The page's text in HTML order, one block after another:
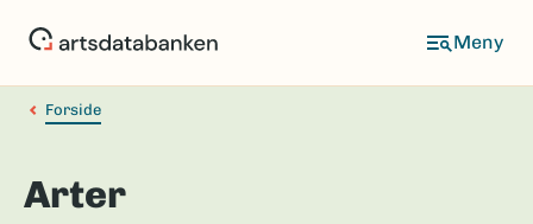
Forside
Arter